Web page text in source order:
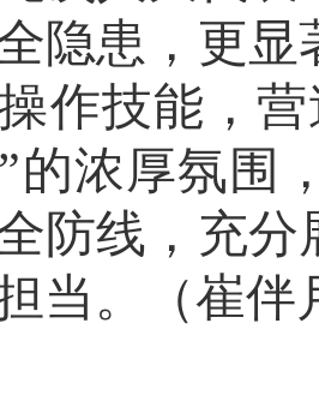
隐患，更
作技能，
的浓厚氛围
防线，充
当。（崔伴